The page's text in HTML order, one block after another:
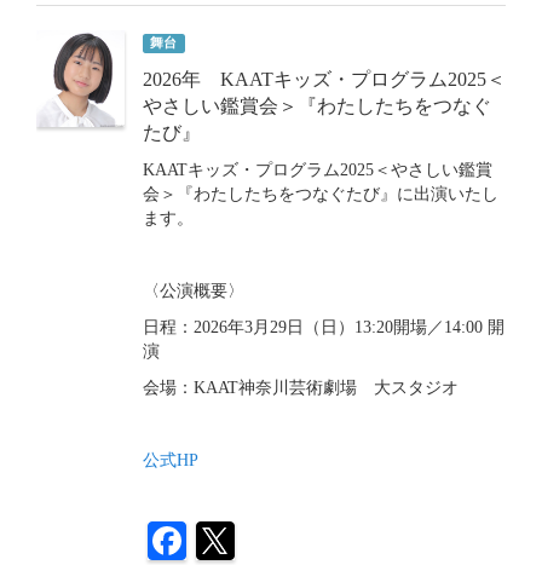
舞台
2026年 KAATキッズ・プログラム2025＜
やさしい鑑賞会＞『わたしたちをつなぐ
たび』
KAATキッズ・プログラム2025＜やさしい鑑賞
会＞『わたしたちをつなぐたび』に出演いたし
ます。
〈公演概要〉
日程：2026年3月29日（日） 13:20開場／14:00 開
演
会場：KAAT神奈川芸術劇場 大スタジオ
公式HP